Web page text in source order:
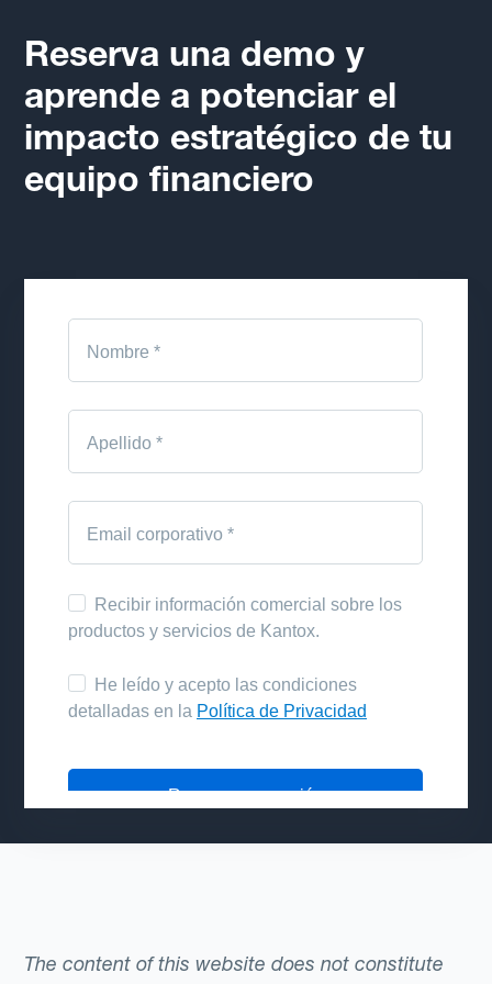
Reserva una demo y
aprende a potenciar el
impacto estratégico de tu
equipo financiero
The content of this website does not constitute